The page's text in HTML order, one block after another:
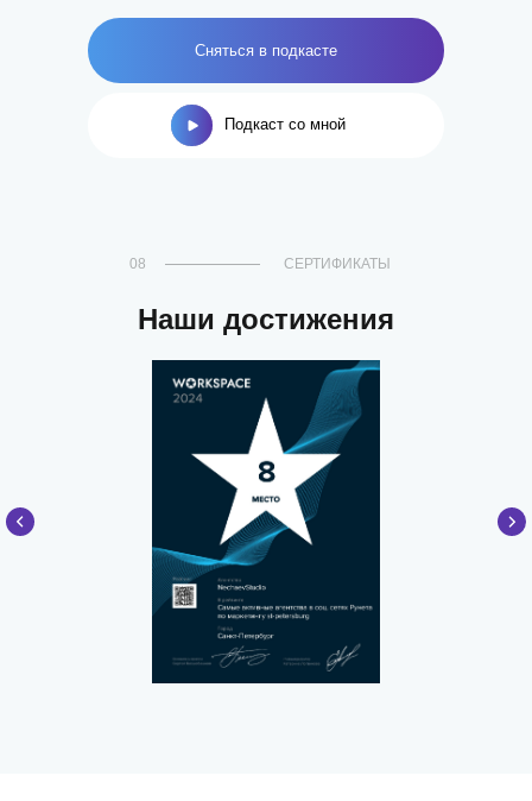
Провожу переговоры и встречи
с потенциальными и действующими
Занимаюсь поиском новых каналов
продаж, маркетингом внутри
компании, проработкой идей
по развитию проектов, улучшением
качества наших услуг и бизнес-
Подкаст со мной
Сняться в подкасте
08 СЕРТИФИКАТЫ
Наши достижения